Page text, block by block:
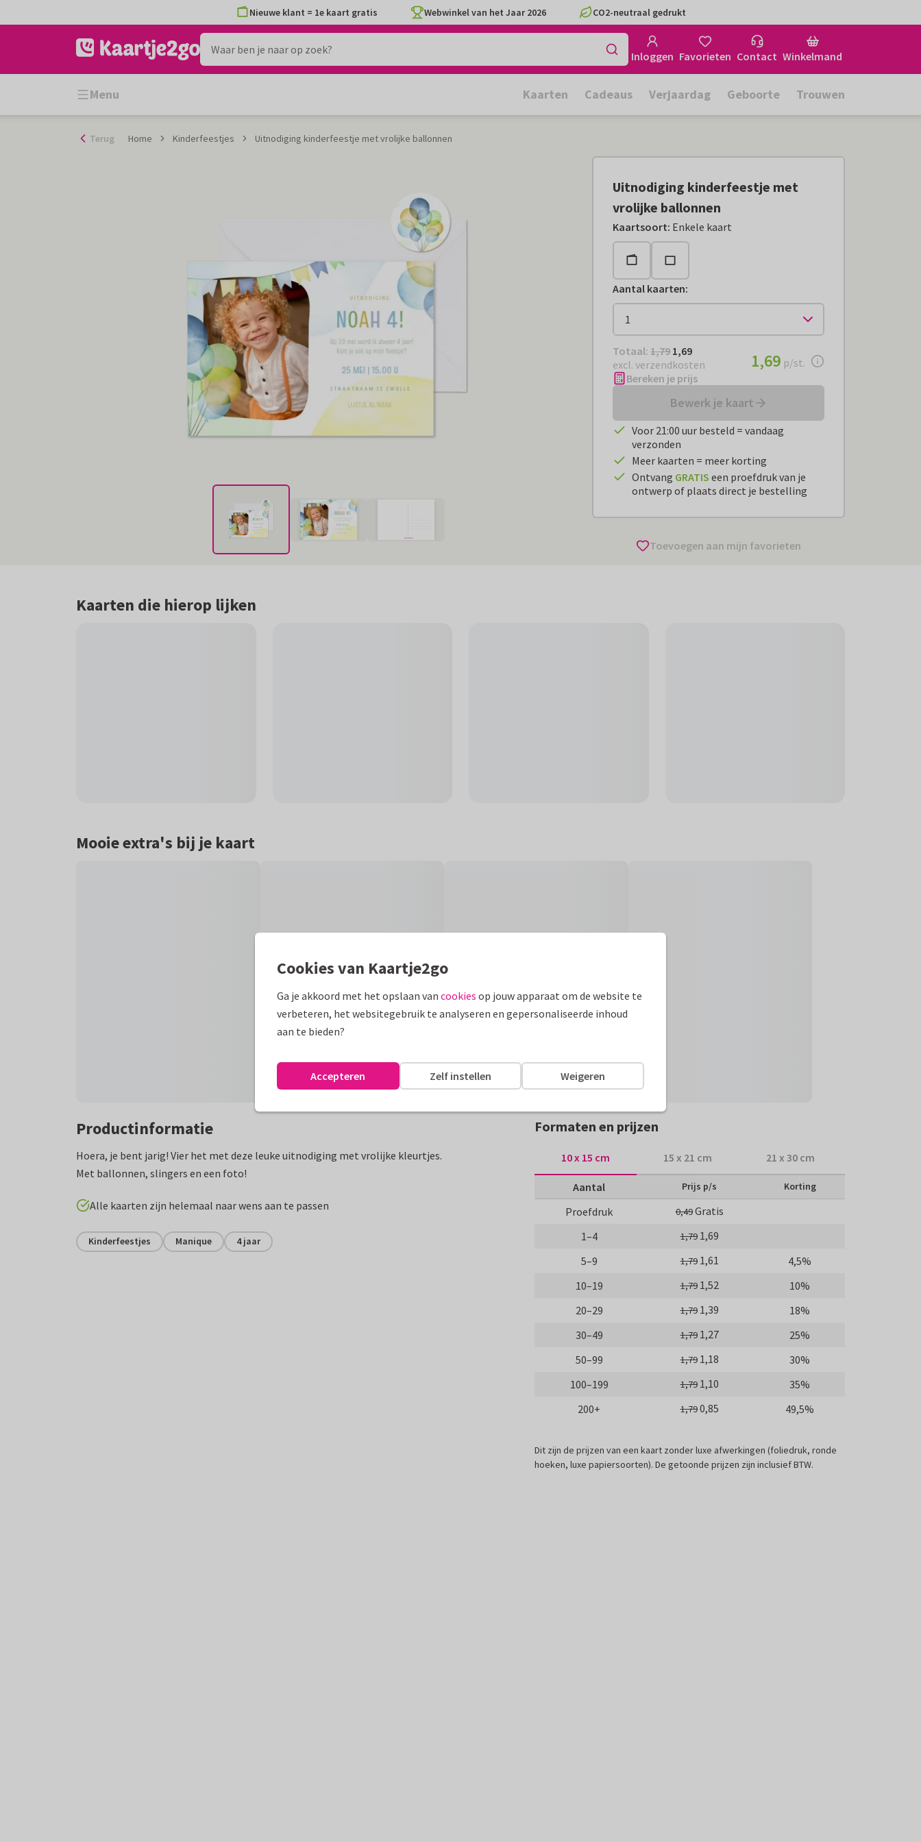
naar
Nieuwe klant = 1e kaart gratis Webwinkel van het Jaar 2026 CO2-neutraal gedrukt
Inloggen Favorieten Contact Winkelmand
Menu Kaarten Cadeaus Verjaardag Geboorte Trouwen
Terug Home Kinderfeestjes Uitnodiging kinderfeestje met vrolijke ballonnen
Uitnodiging kinderfeestje met
vrolijke ballonnen
Kaartsoort: Enkele kaart
Aantal kaarten:
Totaal: € 1,69
Totaal: 1,79 1,69
excl. verzendkosten
€ 1,69per stuk
1,69 p/st.
Bereken je prijs
Bewerk je kaart
Voor 21:00 uur besteld = vandaag
verzonden
Meer kaarten = meer korting
Ontvang GRATIS een proefdruk van je
ontwerp of plaats direct je bestelling
Toevoegen aan mijn favorieten
Kaarten die hierop lijken
Mooie extra's bij je kaart
Productinformatie
Hoera, je bent jarig! Vier het met deze leuke uitnodiging met vrolijke kleurtjes.
Met ballonnen, slingers en een foto!
Alle kaarten zijn helemaal naar wens aan te passen
Kinderfeestjes Manique 4 jaar
Formaten en prijzen
10 x 15 cm 15 x 21 cm 21 x 30 cm
Aantal Prijs p/s Korting
Proefdruk 0,49Gratis
1–4
1,79 1,69
5–9
1,79 1,61
4,5%
10–19
1,79 1,52
10%
20–29
1,79 1,39
18%
30–49
1,79 1,27
25%
50–99
1,79 1,18
30%
100–199
1,79 1,10
35%
200+
1,790,85 49,5%
Dit zijn de prijzen van een kaart zonder luxe afwerkingen (foliedruk, ronde
hoeken, luxe papiersoorten). De getoonde prijzen zijn inclusief BTW.
Cookies van Kaartje2go
Ga je akkoord met het opslaan van cookies op jouw apparaat om de website te
verbeteren, het websitegebruik te analyseren en gepersonaliseerde inhoud
aan te bieden?
Weigeren
Zelf instellen
Accepteren